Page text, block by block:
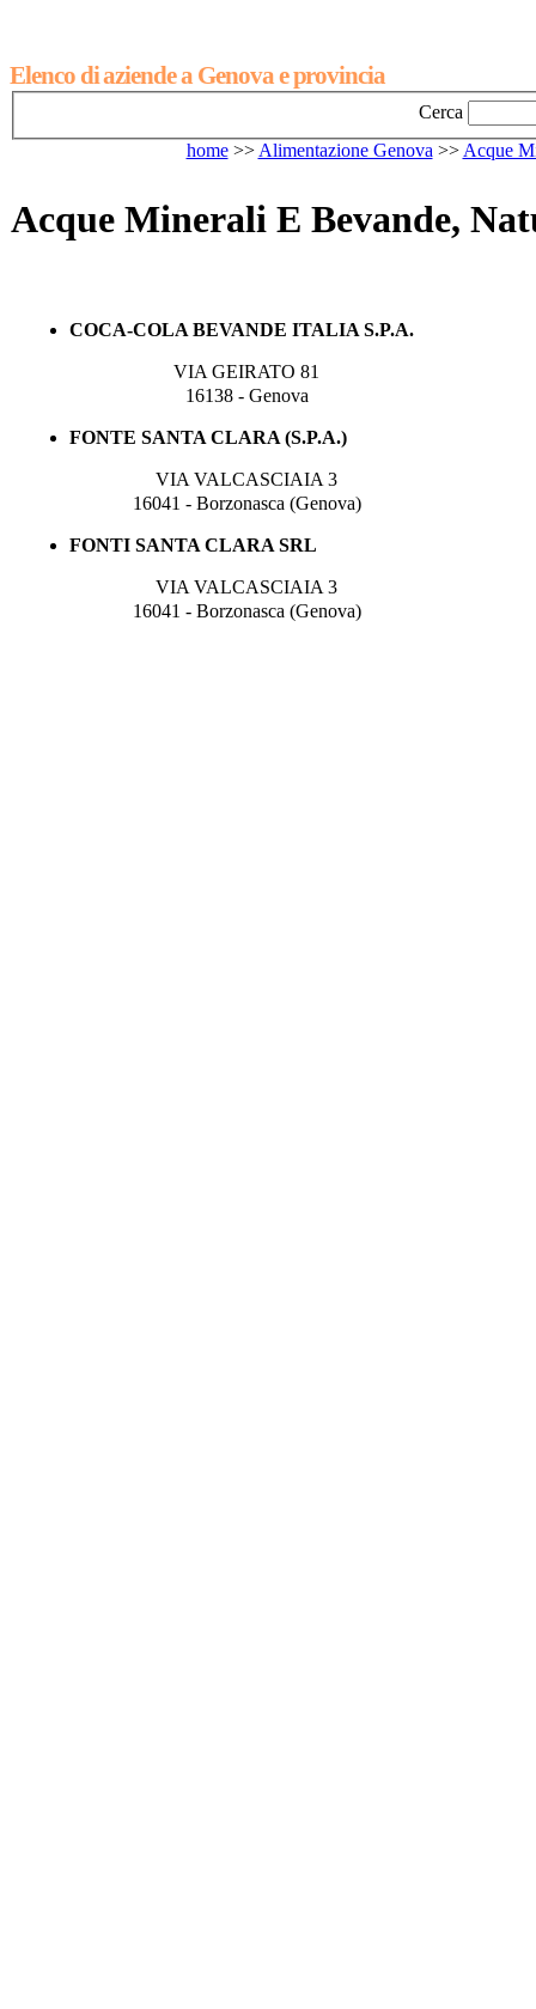
Elenco di aziende a Genova e provincia
Cerca
home>> Alimentazione Genova >> Acque
Acque Minerali E Bevande,
COCA-COLA BEVANDE ITALIA S.P.A.
VIA GEIRATO 81
16138 - Genova
FONTE SANTA CLARA (S.P.A.)
VIA VALCASCIAIA 3
16041 - Borzonasca (Genova)
FONTI SANTA CLARA SRL
VIA VALCASCIAIA 3
16041 - Borzonasca (Genova)